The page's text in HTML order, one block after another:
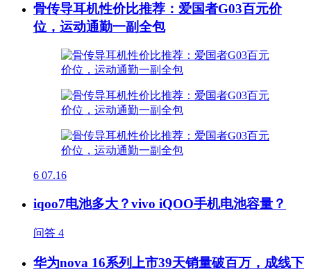
骨传导耳机性价比推荐：爱国者G03百元价
位，运动通勤一副全包
6 07.16
iqoo7电池多大？vivo iQOO手机电池容量？
问答 4
华为nova 16系列上市39天销量破百万，成线下